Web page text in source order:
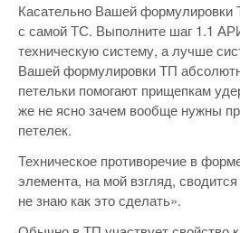
Касательно Вашей формулировки
с самой ТС. Выполните шаг 1.1
техническую систему, а лучше
Вашей формулировки ТП
петельки помогают прищепкам
же не ясно зачем вообще нужны
петелек.
Техническое противоречие в
элемента, на мой взгляд,
не знаю как это сделать».